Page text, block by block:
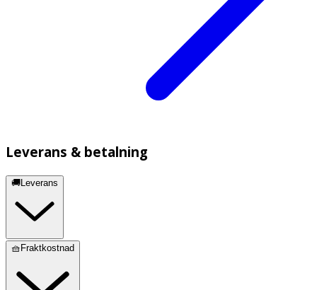
Leverans & betalning
🚚Leverans
🧺Fraktkostnad